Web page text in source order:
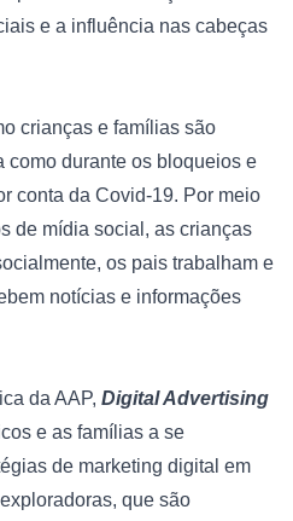
e a influência nas cabeças
crianças e famílias são
como durante os bloqueios e
conta da Covid-19. Por meio
de mídia social, as crianças
os pais trabalham e
notícias e informações
da AAP, Digital Advertising
e as famílias a se
de marketing digital em
que são